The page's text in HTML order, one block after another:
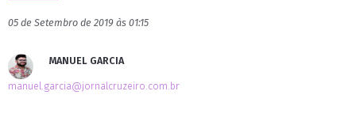
05 de Setembro de 2019 às 01:15
MANUEL GARCIA
manuel.garcia@jornalcruzeiro.com.br